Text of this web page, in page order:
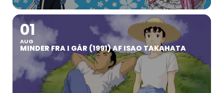
01
AUG
MINDER FRA I GÅR (1991) AF ISAO TAKAHATA